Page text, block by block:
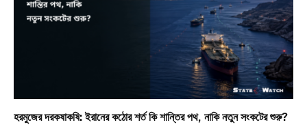
হরমুজের দরকষাকষি: ইরানের কঠোর শর্ত কি শান্তির পথ, নাকি নতুন সংকটের শুরু?